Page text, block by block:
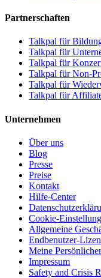
Partnerschaften
Talkpal für
Talkpal für
Talkpal für
Talkpal für Non-
Talkpal für
Talkpal für
Unternehmen
Über uns
Blog
Presse
Preise
Kontakt
Hilfe-Center
Cookie-
Allgemeine
Endbenutzer-
Meine
Impressum
Safety and Crisis